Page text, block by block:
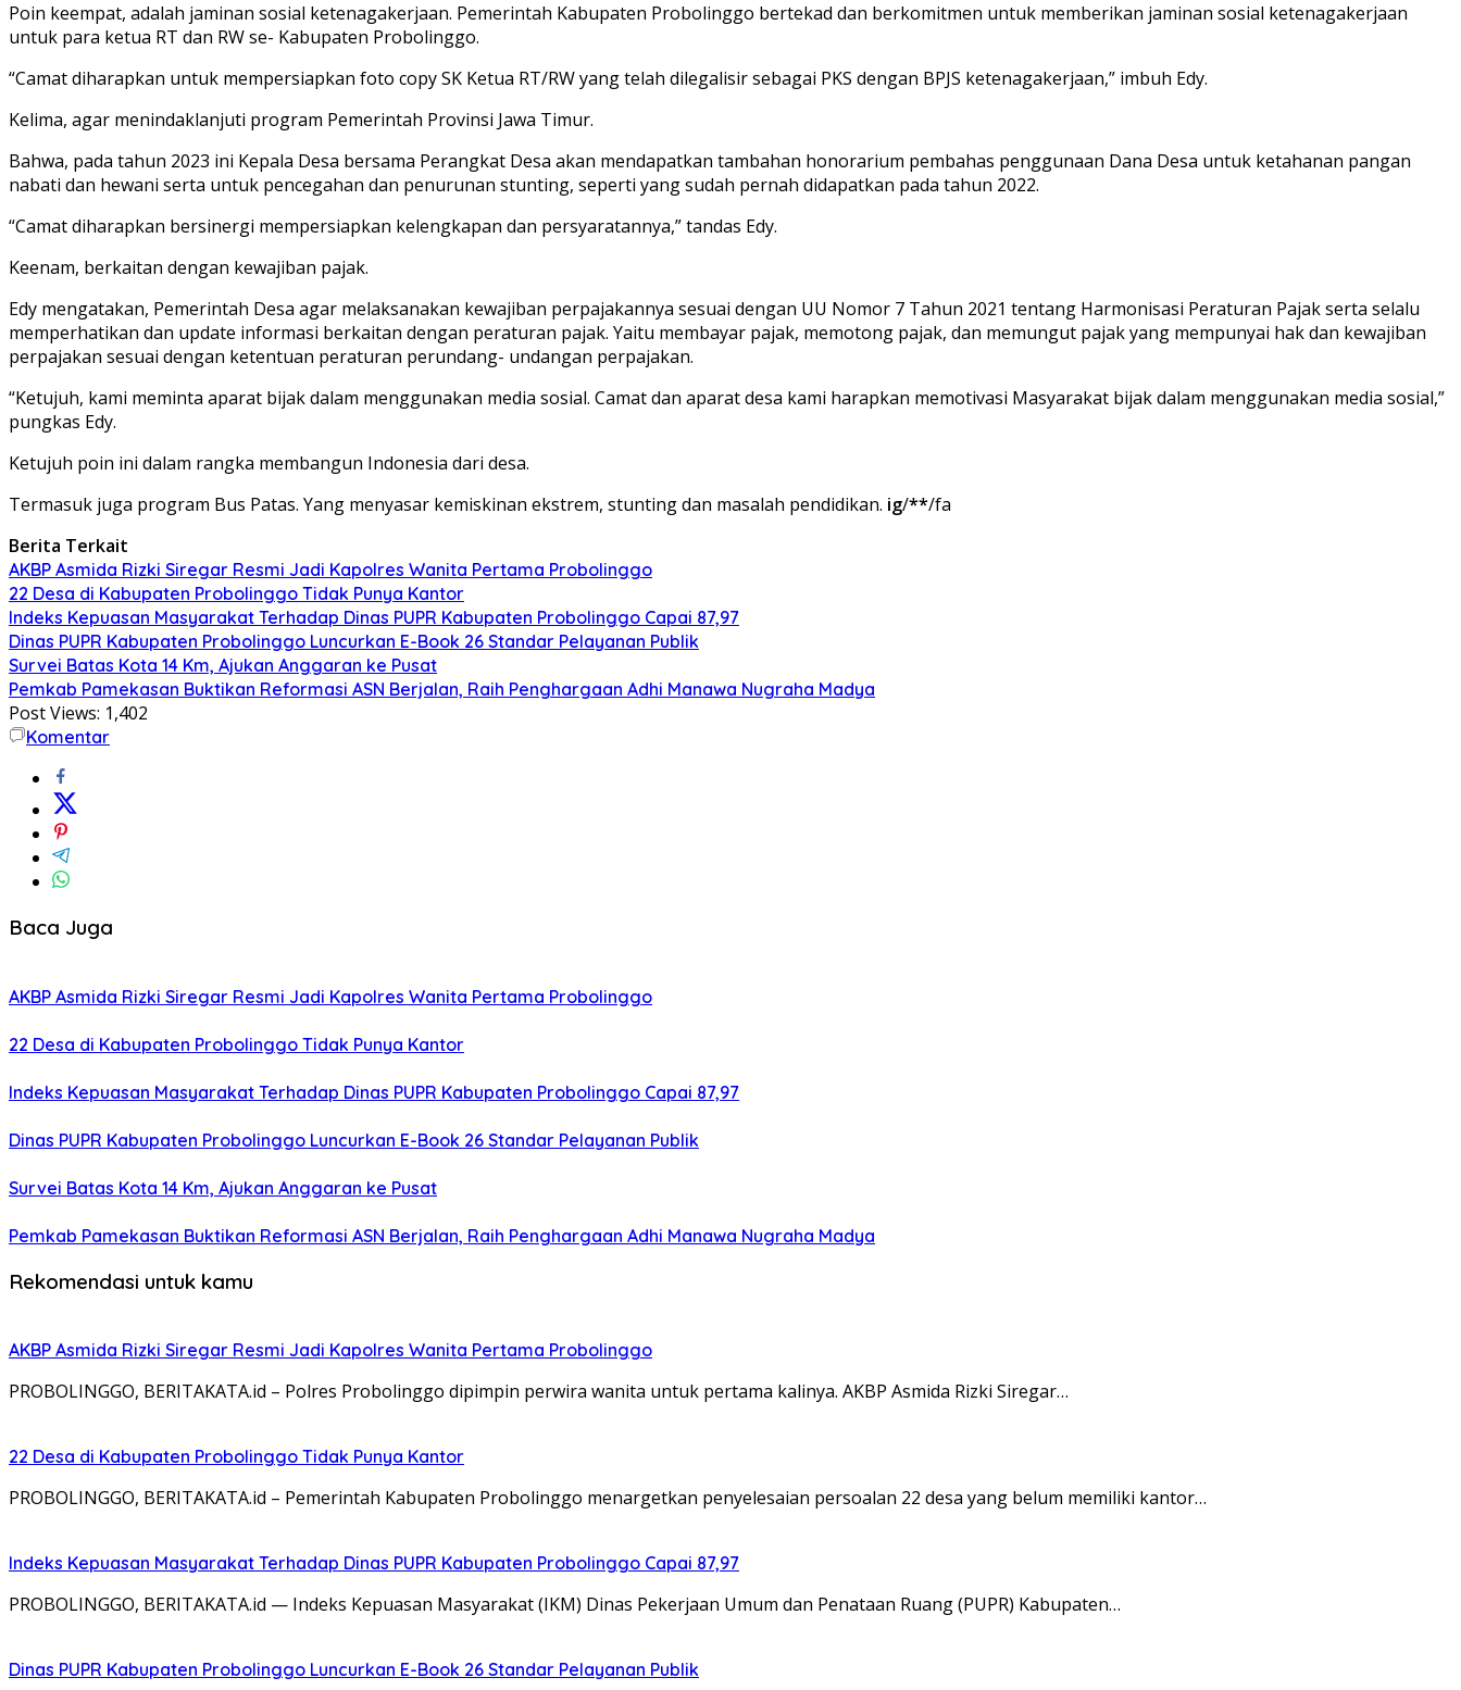
Poin keempat, adalah jaminan sosial ketenagakerjaan. Pemerintah Kabupaten Probolinggo bertekad dan berkomitmen untuk memberikan jaminan sosial ketenagakerjaan
untuk para ketua RT dan RW se- Kabupaten Probolinggo.
“Camat diharapkan untuk mempersiapkan foto copy SK Ketua RT/RW yang telah dilegalisir sebagai PKS dengan BPJS ketenagakerjaan,” imbuh Edy.
Kelima, agar menindaklanjuti program Pemerintah Provinsi Jawa Timur.
Bahwa, pada tahun 2023 ini Kepala Desa bersama Perangkat Desa akan mendapatkan tambahan honorarium pembahas penggunaan Dana Desa untuk ketahanan pangan
nabati dan hewani serta untuk pencegahan dan penurunan stunting, seperti yang sudah pernah didapatkan pada tahun 2022.
“Camat diharapkan bersinergi mempersiapkan kelengkapan dan persyaratannya,” tandas Edy.
Keenam, berkaitan dengan kewajiban pajak.
Edy mengatakan, Pemerintah Desa agar melaksanakan kewajiban perpajakannya sesuai dengan UU Nomor 7 Tahun 2021 tentang Harmonisasi Peraturan Pajak serta selalu
memperhatikan dan update informasi berkaitan dengan peraturan pajak. Yaitu membayar pajak, memotong pajak, dan memungut pajak yang mempunyai hak dan kewajiban
perpajakan sesuai dengan ketentuan peraturan perundang- undangan perpajakan.
“Ketujuh, kami meminta aparat bijak dalam menggunakan media sosial. Camat dan aparat desa kami harapkan memotivasi Masyarakat bijak dalam menggunakan media sosial,”
pungkas Edy.
Ketujuh poin ini dalam rangka membangun Indonesia dari desa.
Termasuk juga program Bus Patas. Yang menyasar kemiskinan ekstrem, stunting dan masalah pendidikan. ig/**/fa
Berita Terkait
AKBP Asmida Rizki Siregar Resmi Jadi Kapolres Wanita Pertama Probolinggo
22 Desa di Kabupaten Probolinggo Tidak Punya Kantor
Indeks Kepuasan Masyarakat Terhadap Dinas PUPR Kabupaten Probolinggo Capai 87,97
Dinas PUPR Kabupaten Probolinggo Luncurkan E-Book 26 Standar Pelayanan Publik
Survei Batas Kota 14 Km, Ajukan Anggaran ke Pusat
Pemkab Pamekasan Buktikan Reformasi ASN Berjalan, Raih Penghargaan Adhi Manawa Nugraha Madya
Post Views: 1,402
Komentar
Baca Juga
AKBP Asmida Rizki Siregar Resmi Jadi Kapolres Wanita Pertama Probolinggo
22 Desa di Kabupaten Probolinggo Tidak Punya Kantor
Indeks Kepuasan Masyarakat Terhadap Dinas PUPR Kabupaten Probolinggo Capai 87,97
Dinas PUPR Kabupaten Probolinggo Luncurkan E-Book 26 Standar Pelayanan Publik
Survei Batas Kota 14 Km, Ajukan Anggaran ke Pusat
Pemkab Pamekasan Buktikan Reformasi ASN Berjalan, Raih Penghargaan Adhi Manawa Nugraha Madya
Rekomendasi untuk kamu
AKBP Asmida Rizki Siregar Resmi Jadi Kapolres Wanita Pertama Probolinggo
PROBOLINGGO, BERITAKATA.id – Polres Probolinggo dipimpin perwira wanita untuk pertama kalinya. AKBP Asmida Rizki Siregar…
22 Desa di Kabupaten Probolinggo Tidak Punya Kantor
PROBOLINGGO, BERITAKATA.id – Pemerintah Kabupaten Probolinggo menargetkan penyelesaian persoalan 22 desa yang belum memiliki kantor…
Indeks Kepuasan Masyarakat Terhadap Dinas PUPR Kabupaten Probolinggo Capai 87,97
PROBOLINGGO, BERITAKATA.id — Indeks Kepuasan Masyarakat (IKM) Dinas Pekerjaan Umum dan Penataan Ruang (PUPR) Kabupaten…
Dinas PUPR Kabupaten Probolinggo Luncurkan E-Book 26 Standar Pelayanan Publik